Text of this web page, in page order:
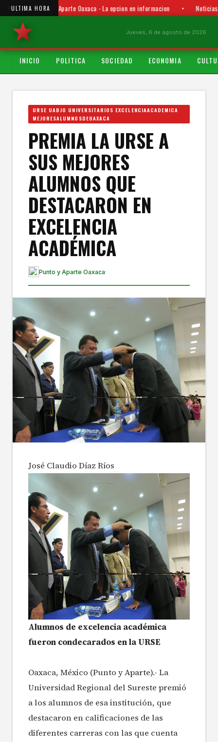
ULTIMA HORAPunto y Aparte Oaxaca - La opcion en informacion •
Jueves, 6 de agosto de 2026
INICIO POLITICA SOCIEDAD ECONOMIA
URSE UABJO UNIVERSITARIOS EXCELENCIAACADEMICA
MEJORESALUMNOSDEOAXACA
PREMIA LA URSE A
SUS MEJORES
ALUMNOS QUE
DESTACARON EN
EXCELENCIA
ACADÉMICA
Punto y Aparte Oaxaca·
José Claudio Díaz Ríos
Alumnos de excelencia académica
fueron condecarados en la URSE
Oaxaca, México (Punto y Aparte).- La
Universidad Regional del Sureste premió
a los alumnos de esa institución, que
destacaron en calificaciones de las
diferentes carreras con las que cuenta